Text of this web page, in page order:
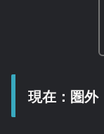
現在：圏外